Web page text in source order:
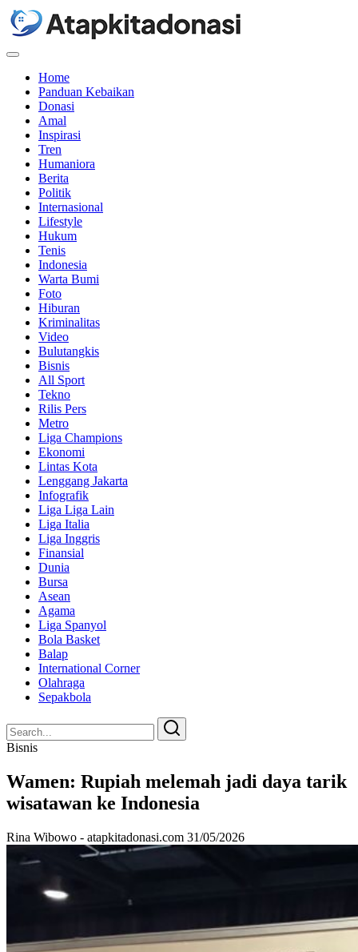
Menu
Home
Panduan Kebaikan
Donasi
Amal
Inspirasi
Tren
Humaniora
Berita
Politik
Internasional
Lifestyle
Hukum
Tenis
Indonesia
Warta Bumi
Foto
Hiburan
Kriminalitas
Video
Bulutangkis
Bisnis
All Sport
Tekno
Rilis Pers
Metro
Liga Champions
Ekonomi
Lintas Kota
Lenggang Jakarta
Infografik
Liga Liga Lain
Liga Italia
Liga Inggris
Finansial
Dunia
Bursa
Asean
Agama
Liga Spanyol
Bola Basket
Balap
International Corner
Olahraga
Sepakbola
Search
for:
Search
Bisnis
Wamen: Rupiah melemah jadi daya tarik
wisatawan ke Indonesia
Rina Wibowo - atapkitadonasi.com 31/05/2026